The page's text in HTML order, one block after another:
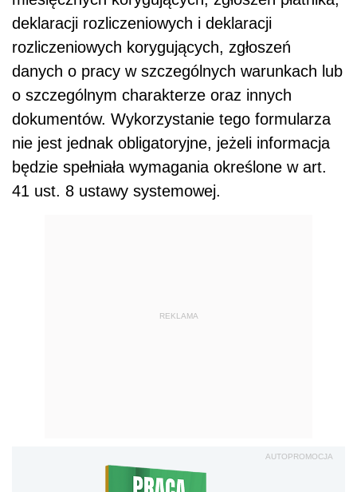
deklaracji rozliczeniowych i deklaracji
rozliczeniowych korygujących, zgłoszeń
danych o pracy w szczególnych warunkach lub
o szczególnym charakterze oraz innych
dokumentów. Wykorzystanie tego formularza
nie jest jednak obligatoryjne, jeżeli informacja
będzie spełniała wymagania określone w art.
41 ust. 8 ustawy systemowej.
REKLAMA
AUTOPROMOCJA